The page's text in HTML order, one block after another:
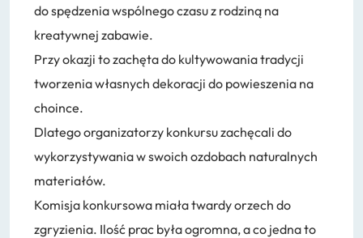
do spędzenia wspólnego czasu z rodziną na
kreatywnej zabawie.
Przy okazji to zachęta do kultywowania tradycji
tworzenia własnych dekoracji do powieszenia na
choince.
Dlatego organizatorzy konkursu zachęcali do
wykorzystywania w swoich ozdobach naturalnych
materiałów.
Komisja konkursowa miała twardy orzech do
zgryzienia. Ilość prac była ogromna, a co jedna to